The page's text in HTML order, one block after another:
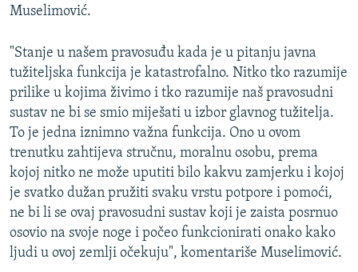
Muselimović.
"Stanje u našem pravosuđu kada je u pitanju javna
tužiteljska funkcija je katastrofalno. Nitko tko razumije
prilike u kojima živimo i tko razumije naš pravosudni
sustav ne bi se smio miješati u izbor glavnog tužitelja.
To je jedna iznimno važna funkcija. Ono u ovom
trenutku zahtijeva stručnu, moralnu osobu, prema
kojoj nitko ne može uputiti bilo kakvu zamjerku i kojoj
je svatko dužan pružiti svaku vrstu potpore i pomoći,
ne bi li se ovaj pravosudni sustav koji je zaista posrnuo
osovio na svoje noge i počeo funkcionirati onako kako
ljudi u ovoj zemlji očekuju", komentariše Muselimović.